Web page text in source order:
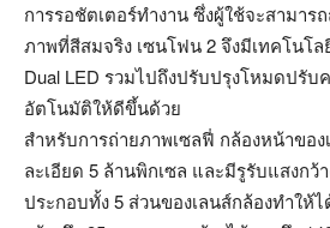
การรอชัตเตอร์ทำงาน ซึ่งผู้ใช้จะสามา
ภาพที่สีสมจริง เซนโฟน 2 จึงมีเทคโนโ
Dual LED รวมไปถึงปรับปรุงโหมดปรับ
อัตโนมัติให้ดีขึ้นด้วย
สำหรับการถ่ายภาพเซลฟี่ กล้องหน้าขอ
ละเอียด 5 ล้านพิกเซล และมีรูรับแสงกว้
ประกอบทั้ง 5 ส่วนของเลนส์กล้องทำให้